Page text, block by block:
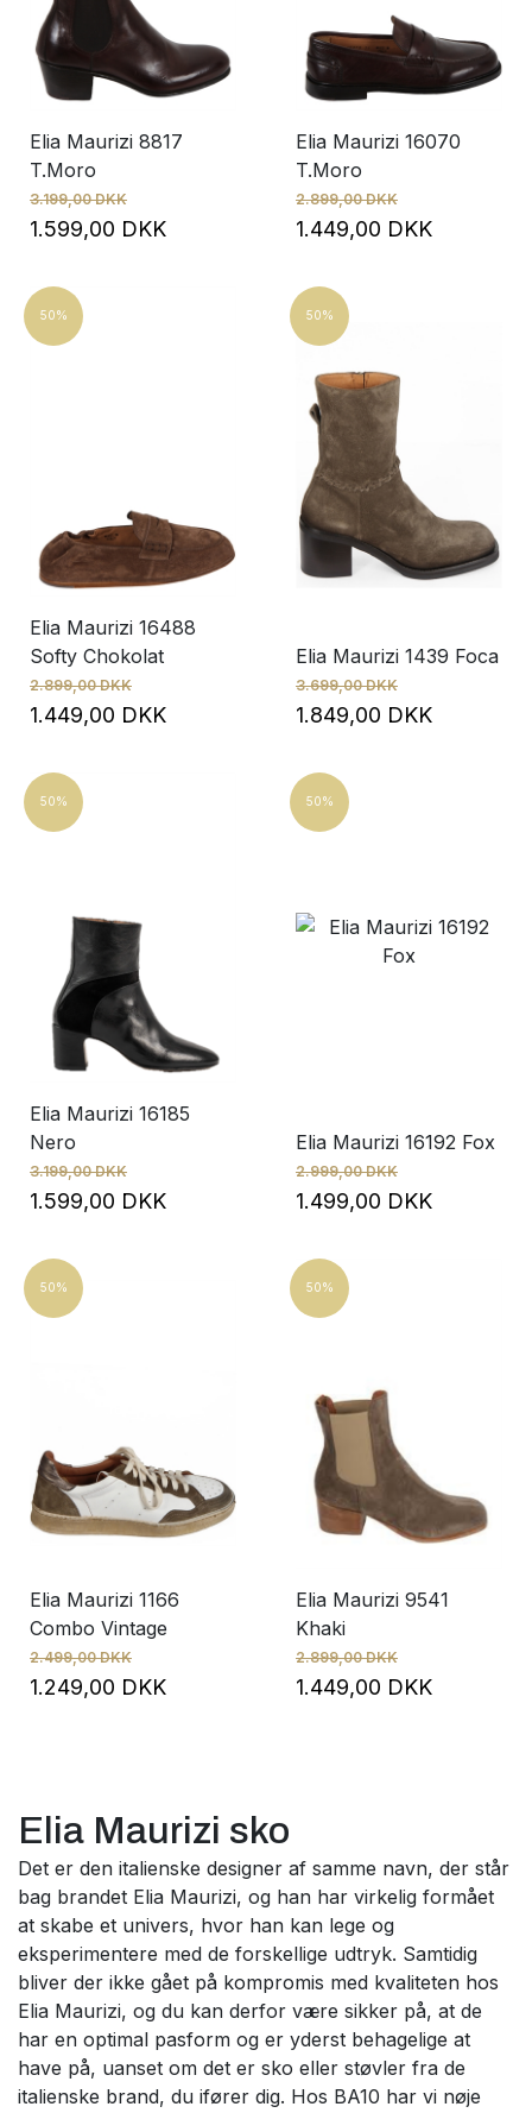
Elia Maurizi 8817
T.Moro
3.199,00 DKK
1.599,00 DKK
Elia Maurizi 16070
T.Moro
2.899,00 DKK
1.449,00 DKK
50%
Elia Maurizi 16488
Softy Chokolat
2.899,00 DKK
1.449,00 DKK
50%
Elia Maurizi 1439 Foca
3.699,00 DKK
1.849,00 DKK
50%
Elia Maurizi 16185
Nero
3.199,00 DKK
1.599,00 DKK
50%
Elia Maurizi 16192 Fox
2.999,00 DKK
1.499,00 DKK
50%
Elia Maurizi 1166
Combo Vintage
2.499,00 DKK
1.249,00 DKK
50%
Elia Maurizi 9541
Khaki
2.899,00 DKK
1.449,00 DKK
Elia Maurizi sko
Det er den italienske designer af samme navn, der står
bag brandet Elia Maurizi, og han har virkelig formået
at skabe et univers, hvor han kan lege og
eksperimentere med de forskellige udtryk. Samtidig
bliver der ikke gået på kompromis med kvaliteten hos
Elia Maurizi, og du kan derfor være sikker på, at de
har en optimal pasform og er yderst behagelige at
have på, uanset om det er sko eller støvler fra de
italienske brand, du ifører dig. Hos BA10 har vi nøje